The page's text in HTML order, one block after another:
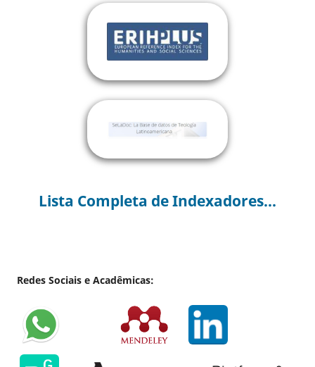
Lista Completa de Indexadores...
Redes Sociais e Acadêmicas: